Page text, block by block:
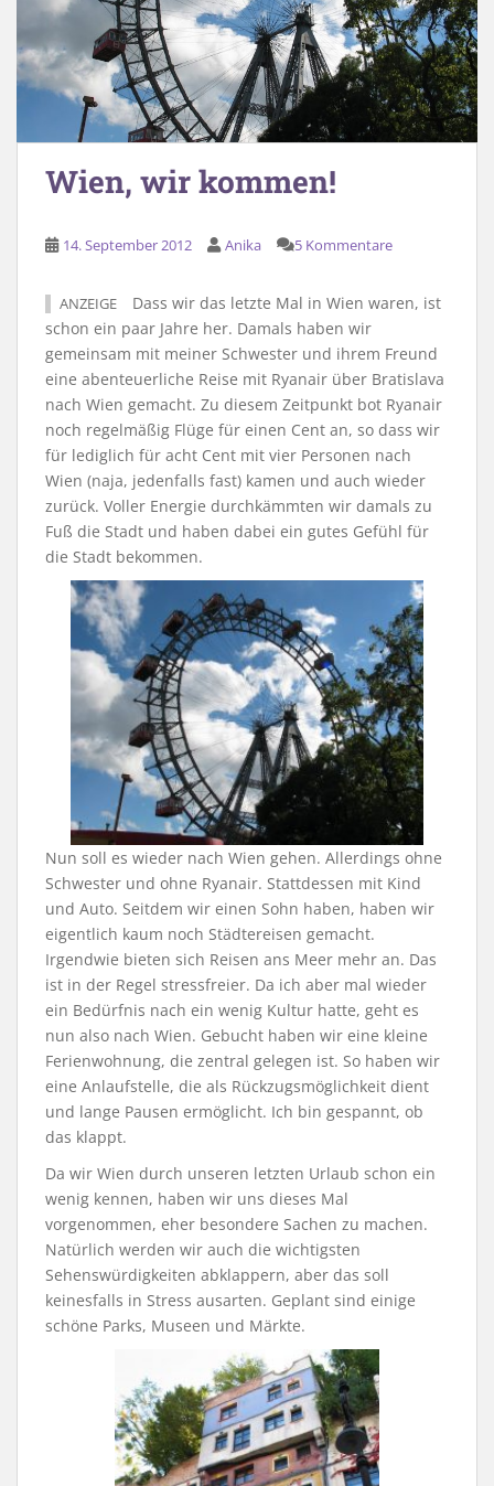
Wien, wir kommen!
14. September 2012 Anika 5 Kommentare
ANZEIGE
Dass wir das letzte Mal in Wien waren, ist
schon ein paar Jahre her. Damals haben wir
gemeinsam mit meiner Schwester und ihrem Freund
eine abenteuerliche Reise mit Ryanair über Bratislava
nach Wien gemacht. Zu diesem Zeitpunkt bot Ryanair
noch regelmäßig Flüge für einen Cent an, so dass wir
für lediglich für acht Cent mit vier Personen nach
Wien (naja, jedenfalls fast) kamen und auch wieder
zurück. Voller Energie durchkämmten wir damals zu
Fuß die Stadt und haben dabei ein gutes Gefühl für
die Stadt bekommen.
Nun soll es wieder nach Wien gehen. Allerdings ohne
Schwester und ohne Ryanair. Stattdessen mit Kind
und Auto. Seitdem wir einen Sohn haben, haben wir
eigentlich kaum noch Städtereisen gemacht.
Irgendwie bieten sich Reisen ans Meer mehr an. Das
ist in der Regel stressfreier. Da ich aber mal wieder
ein Bedürfnis nach ein wenig Kultur hatte, geht es
nun also nach Wien. Gebucht haben wir eine kleine
Ferienwohnung, die zentral gelegen ist. So haben wir
eine Anlaufstelle, die als Rückzugsmöglichkeit dient
und lange Pausen ermöglicht. Ich bin gespannt, ob
das klappt.
Da wir Wien durch unseren letzten Urlaub schon ein
wenig kennen, haben wir uns dieses Mal
vorgenommen, eher besondere Sachen zu machen.
Natürlich werden wir auch die wichtigsten
Sehenswürdigkeiten abklappern, aber das soll
keinesfalls in Stress ausarten. Geplant sind einige
schöne Parks, Museen und Märkte.